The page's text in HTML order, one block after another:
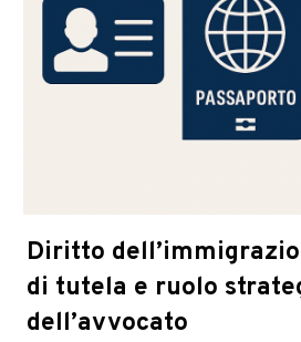
Diritto
di tutela e ruolo
dell’avvocato